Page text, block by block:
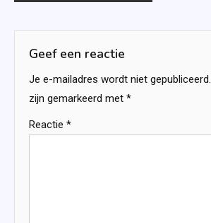
Geef een reactie
Je e-mailadres wordt niet gepubliceerd.
zijn gemarkeerd met *
Reactie *